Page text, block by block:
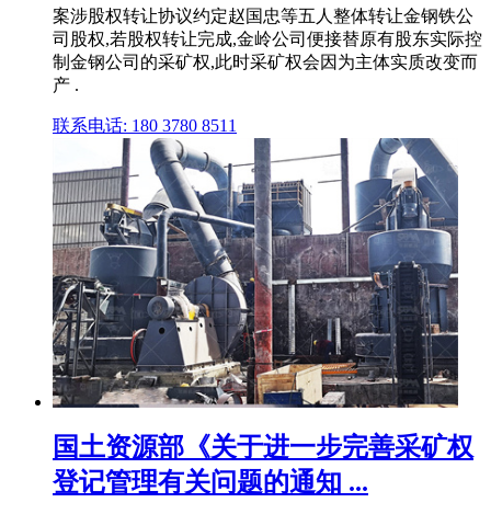
案涉股权转让协议约定赵国忠等五人整体转让金钢铁公
司股权,若股权转让完成,金岭公司便接替原有股东实际控
制金钢公司的采矿权,此时采矿权会因为主体实质改变而
产 .
联系电话: 180 3780 8511
国土资源部《关于进一步完善采矿权
登记管理有关问题的通知 ...